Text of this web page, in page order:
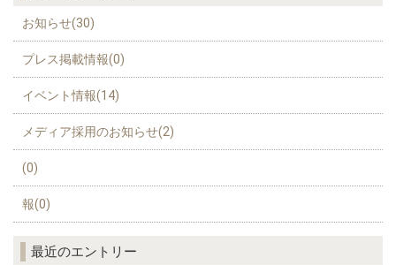
お知らせ(30)
プレス掲載情報(0)
イベント情報(14)
メディア採用のお知らせ(2)
(0)
報(0)
最近のエントリー